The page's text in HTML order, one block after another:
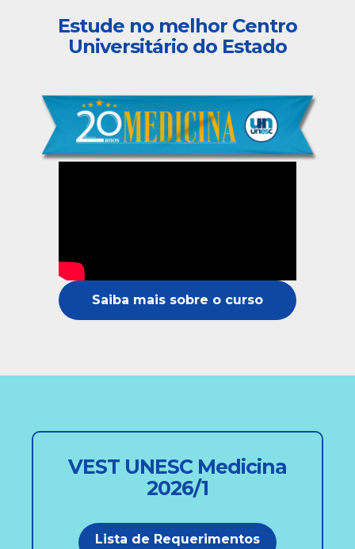
Estude no melhor Centro
Universitário do Estado
Saiba mais sobre o curso
VEST UNESC Medicina
2026/1
Lista de Requerimentos